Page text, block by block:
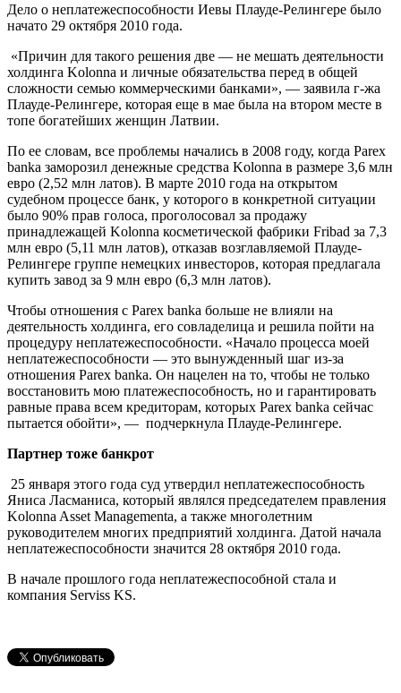
Дело о неплатежеспособности Иевы Плауде-Релингере было
начато 29 октября 2010 года.
«Причин для такого решения две — не мешать деятельности
холдинга Kolonna и личные обязательства перед в общей
сложности семью коммерческими банками», — заявила г-жа
Плауде-Релингере, которая еще в мае была на втором месте в
топе богатейших женщин Латвии.
По ее словам, все проблемы начались в 2008 году, когда Parex
banka заморозил денежные средства Kolonna в размере 3,6 млн
евро (2,52 млн латов). В марте 2010 года на открытом
судебном процессе банк, у которого в конкретной ситуации
было 90% прав голоса, проголосовал за продажу
принадлежащей Kolonna косметической фабрики Fribad за 7,3
млн евро (5,11 млн латов), отказав возглавляемой Плауде-
Релингере группе немецких инвесторов, которая предлагала
купить завод за 9 млн евро (6,3 млн латов).
Чтобы отношения с Parex banka больше не влияли на
деятельность холдинга, его совладелица и решила пойти на
процедуру неплатежеспособности. «Начало процесса моей
неплатежеспособности — это вынужденный шаг из-за
отношения Parex banka. Он нацелен на то, чтобы не только
восстановить мою платежеспособность, но и гарантировать
равные права всем кредиторам, которых Parex banka сейчас
пытается обойти», — подчеркнула Плауде-Релингере.
Партнер тоже банкрот
25 января этого года суд утвердил неплатежеспособность
Яниса Ласманиса, который являлся председателем правления
Kolonna Asset Managementа, а также многолетним
руководителем многих предприятий холдинга. Датой начала
неплатежеспособности значится 28 октября 2010 года.
В начале прошлого года неплатежеспособной стала и
компания Serviss KS.